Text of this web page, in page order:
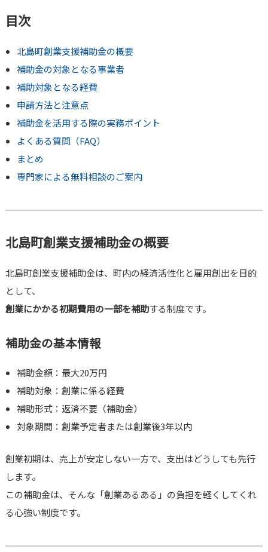
目次
北島町創業支援補助金の概要
補助金の対象となる事業者
補助対象となる経費
申請方法と注意点
補助金を活用する際の実務ポイント
よくある質問（FAQ）
まとめ
専門家による無料相談のご案内
北島町創業支援補助金の概要
北島町創業支援補助金は、町内の経済活性化と雇用創出を目的
として、
創業にかかる初期費用の一部を補助する制度です。
補助金の基本情報
補助金額：最大20万円
補助対象：創業に係る経費
補助形式：返済不要（補助金）
対象期間：創業予定者または創業後3年以内
創業初期は、売上が安定しない一方で、支出はどうしても先行
します。
この補助金は、そんな「創業あるある」の負担を軽くしてくれ
る心強い制度です。